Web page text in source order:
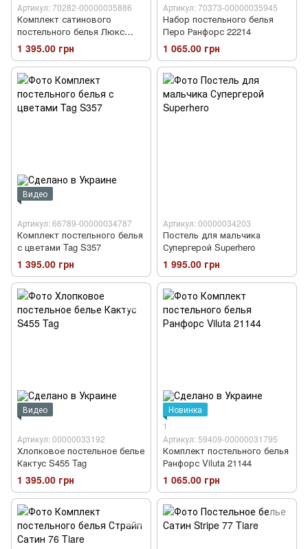
Артикул: 70282-00000035886
Комплект сатинового
постельного белья Люкс
S500
1 395.00 грн
Артикул: 70373-00000035945
Набор постельного белья
Перо Ранфорс 22214
1 065.00 грн
Видео
Артикул: 66789-00000034787
Комплект постельного белья
с цветами Tag S357
1 395.00 грн
Артикул: 00000034203
Постель для мальчика
Супергерой Superhero
1 995.00 грн
Видео
Артикул: 00000033192
Хлопковое постельное белье
Кактус S455 Tag
1 395.00 грн
Новинка
1
Артикул: 59409-00000031795
Комплект постельного белья
Ранфорс Viluta 21144
1 065.00 грн